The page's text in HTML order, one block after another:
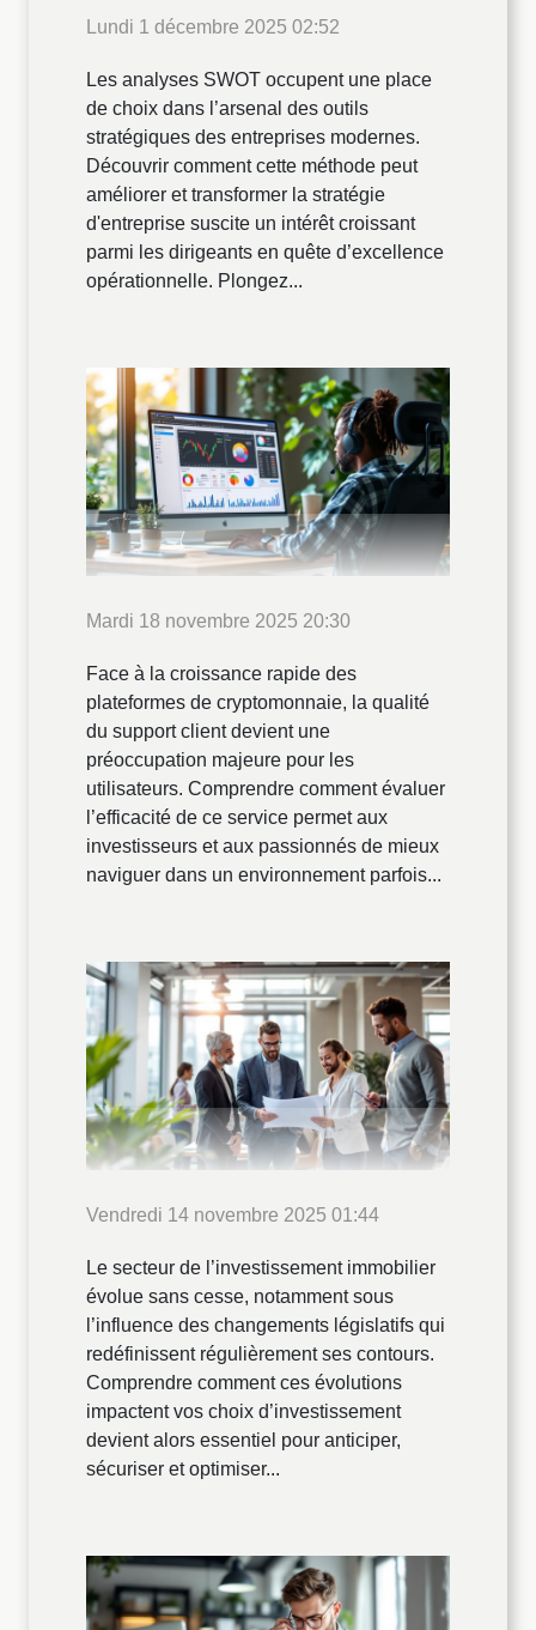
Lundi 1 décembre 2025 02:52
Les analyses SWOT occupent une place
de choix dans l’arsenal des outils
stratégiques des entreprises modernes.
Découvrir comment cette méthode peut
améliorer et transformer la stratégie
d'entreprise suscite un intérêt croissant
parmi les dirigeants en quête d’excellence
opérationnelle. Plongez...
Mardi 18 novembre 2025 20:30
Face à la croissance rapide des
plateformes de cryptomonnaie, la qualité
du support client devient une
préoccupation majeure pour les
utilisateurs. Comprendre comment évaluer
l’efficacité de ce service permet aux
investisseurs et aux passionnés de mieux
naviguer dans un environnement parfois...
Vendredi 14 novembre 2025 01:44
Le secteur de l’investissement immobilier
évolue sans cesse, notamment sous
l’influence des changements législatifs qui
redéfinissent régulièrement ses contours.
Comprendre comment ces évolutions
impactent vos choix d’investissement
devient alors essentiel pour anticiper,
sécuriser et optimiser...